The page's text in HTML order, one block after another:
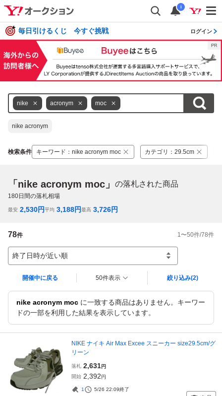
i
毎日引けるくじ 今すぐ挑戦 ログイン
nike acronym moc
nike acronym
検索条件 キーワード ： nike acronym moc カテゴリ ： 29.5cm
「nike acronym moc」 の落札された商品
180日間の落札相場
最安 2,530円平均 3,188円最高 3,726円
78件 1 〜50件/78件
終了日時が近い順
開催中に戻る 50件表示 絞り込み(2)
nike acronym moc に一致する商品はありません。キーワー
ドの一部を利用した結果を表示しています。
NIKE ナイキ Air Max Excee スニーカー size29.5cm/グ
リーン
落札 2,631円
開始 2,392円
1 5/26 22:09終了